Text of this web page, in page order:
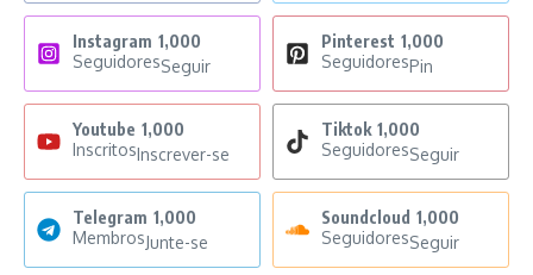
Instagram 1,000
SeguidoresSeguir
Pinterest 1,000
SeguidoresPin
Youtube 1,000
InscritosInscrever-se
Tiktok 1,000
SeguidoresSeguir
Telegram 1,000
MembrosJunte-se
Soundcloud 1,000
SeguidoresSeguir